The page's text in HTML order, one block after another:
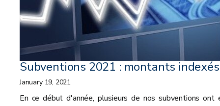
Subventions 2021 : montants indexés
January 19, 2021
En ce début d'année, plusieurs de nos subventions ont